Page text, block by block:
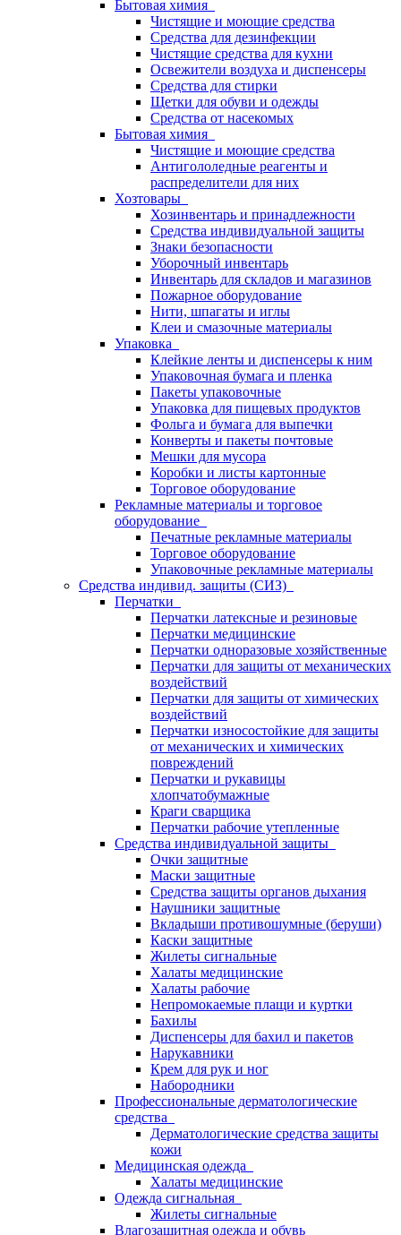
Бытовая химия
Чистящие и моющие средства
Средства для дезинфекции
Чистящие средства для кухни
Освежители воздуха и диспенсеры
Средства для стирки
Щетки для обуви и одежды
Средства от насекомых
Бытовая химия
Чистящие и моющие средства
Антигололедные реагенты и
распределители для них
Хозтовары
Хозинвентарь и принадлежности
Средства индивидуальной защиты
Знаки безопасности
Уборочный инвентарь
Инвентарь для складов и магазинов
Пожарное оборудование
Нити, шпагаты и иглы
Клеи и смазочные материалы
Упаковка
Клейкие ленты и диспенсеры к ним
Упаковочная бумага и пленка
Пакеты упаковочные
Упаковка для пищевых продуктов
Фольга и бумага для выпечки
Конверты и пакеты почтовые
Мешки для мусора
Коробки и листы картонные
Торговое оборудование
Рекламные материалы и торговое
оборудование
Печатные рекламные материалы
Торговое оборудование
Упаковочные рекламные материалы
Средства индивид. защиты (СИЗ)
Перчатки
Перчатки латексные и резиновые
Перчатки медицинские
Перчатки одноразовые хозяйственные
Перчатки для защиты от механических
воздействий
Перчатки для защиты от химических
воздействий
Перчатки износостойкие для защиты
от механических и химических
повреждений
Перчатки и рукавицы
хлопчатобумажные
Краги сварщика
Перчатки рабочие утепленные
Средства индивидуальной защиты
Очки защитные
Маски защитные
Средства защиты органов дыхания
Наушники защитные
Вкладыши противошумные (беруши)
Каски защитные
Жилеты сигнальные
Халаты медицинские
Халаты рабочие
Непромокаемые плащи и куртки
Бахилы
Диспенсеры для бахил и пакетов
Нарукавники
Крем для рук и ног
Набородники
Профессиональные дерматологические
средства
Дерматологические средства защиты
кожи
Медицинская одежда
Халаты медицинские
Одежда сигнальная
Жилеты сигнальные
Влагозащитная одежда и обувь